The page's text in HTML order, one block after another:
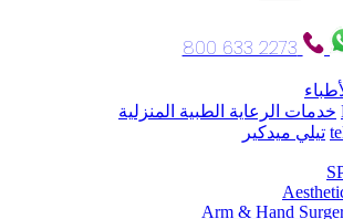
800 633 2273
خدمات الرعاية الطبية المنزلية
تيلي ميدكير
Arm & Hand